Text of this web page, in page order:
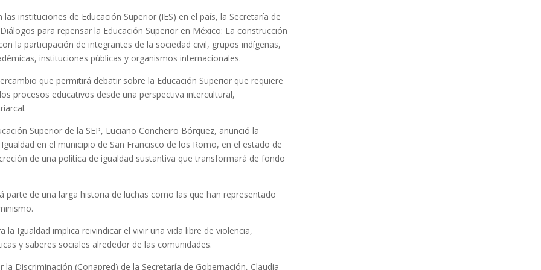
instituciones de Educación Superior (IES) en el país, la Secretaría de
para repensar la Educación Superior en México: La construcción
la participación de integrantes de la sociedad civil, grupos indígenas,
instituciones públicas y organismos internacionales.
que permitirá debatir sobre la Educación Superior que requiere
procesos educativos desde una perspectiva intercultural,
Superior de la SEP, Luciano Concheiro Bórquez, anunció la
en el municipio de San Francisco de los Romo, en el estado de
de una política de igualdad sustantiva que transformará de fondo
de una larga historia de luchas como las que han representado
Igualdad implica reivindicar el vivir una vida libre de violencia,
y saberes sociales alrededor de las comunidades.
Discriminación (Conapred) de la Secretaría de Gobernación, Claudia